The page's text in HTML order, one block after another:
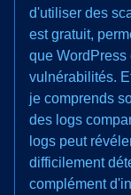
d'utiliser des
est gratuit,
que WordPress
vulnérabilités.
je comprends
des logs
logs peut
difficilement
complément